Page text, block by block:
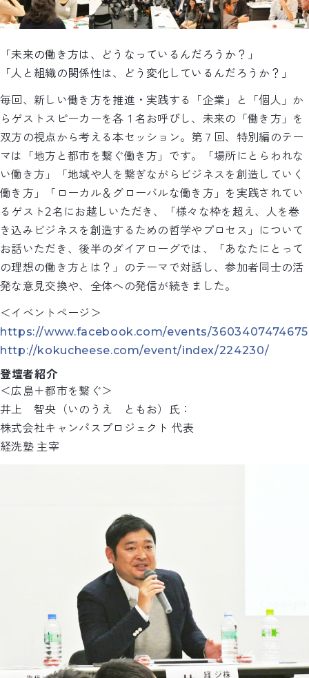
「未来の働き方は、どうなっているんだろうか？」
「人と組織の関係性は、どう変化しているんだろうか？」
毎回、新しい働き方を推進・実践する「企業」と「個人」か
らゲストスピーカーを各１名お呼びし、未来の「働き方」を
双方の視点から考える本セッション。第７回、特別編のテー
マは「地方と都市を繋ぐ働き方」 です。「場所にとらわれな
い働き方」「地域や人を繋ぎながらビジネスを創造していく
働き方」「ローカル＆グローバルな働き方」を実践されてい
るゲスト2名にお越しいただき、「様々な枠を超え、人を巻
き込みビジネスを創造す るための哲学やプロセス」について
お話いただき、後半のダイアローグでは、「あなたにとって
の理想の働き方とは？」のテーマで対話し、参加者同士の活
発な意見交換や、全体への発信が続きました。
＜イベントページ＞
https://www.facebook.com/events/
http://kokucheese.com/event/index/224230/
登壇者紹介
＜広島＋都市を繋ぐ＞
井上 智央（いのうえ ともお）氏：
株式会社キャンパスプロジェクト 代表
経洗塾 主宰